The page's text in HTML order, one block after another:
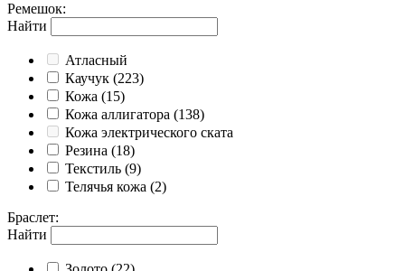
Ремешок:
Найти
Атласный
Каучук (223)
Кожа (15)
Кожа аллигатора (138)
Кожа электрического ската
Резина (18)
Текстиль (9)
Телячья кожа (2)
Браслет:
Найти